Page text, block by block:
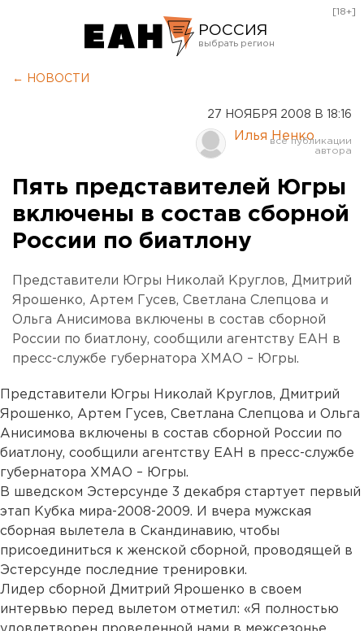
РОССИЯ
Курган
Оренбург
[18+]
← НОВОСТИ
27 НОЯБРЯ 2008 В 18:16
Илья Ненко
Пять представителей Югры
включены в состав сборной
России по биатлону
Представители Югры Николай Круглов, Дмитрий
Ярошенко, Артем Гусев, Светлана Слепцова и
Ольга Анисимова включены в состав сборной
России по биатлону, сообщили агентству ЕАН в
пресс-службе губернатора ХМАО – Югры.
Представители Югры Николай Круглов, Дмитрий
Ярошенко, Артем Гусев, Светлана Слепцова и Ольга
Анисимова включены в состав сборной России по
биатлону, сообщили агентству ЕАН в пресс-службе
губернатора ХМАО – Югры.
В шведском Эстерсунде 3 декабря стартует первый
этап Кубка мира-2008-2009. И вчера мужская
сборная вылетела в Скандинавию, чтобы
присоединиться к женской сборной, проводящей в
Эстерсунде последние тренировки.
Лидер сборной Дмитрий Ярошенко в своем
интервью перед вылетом отметил: «Я полностью